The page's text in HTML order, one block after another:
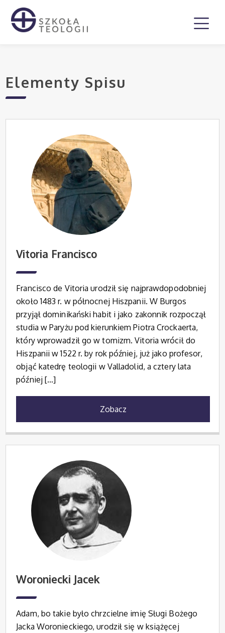
Elementy Spisu
Vitoria Francisco
Francisco de Vitoria urodził się najprawdopodobniej
około 1483 r. w północnej Hiszpanii. W Burgos
przyjął dominikański habit i jako zakonnik rozpoczął
studia w Paryżu pod kierunkiem Piotra Crockaerta,
który wprowadził go w tomizm. Vitoria wrócił do
Hiszpanii w 1522 r. by rok później, już jako profesor,
objąć katedrę teologii w Valladolid, a cztery lata
później […]
Zobacz
Woroniecki Jacek
Adam, bo takie było chrzcielne imię Sługi Bożego
Jacka Woronieckiego, urodził się w książęcej